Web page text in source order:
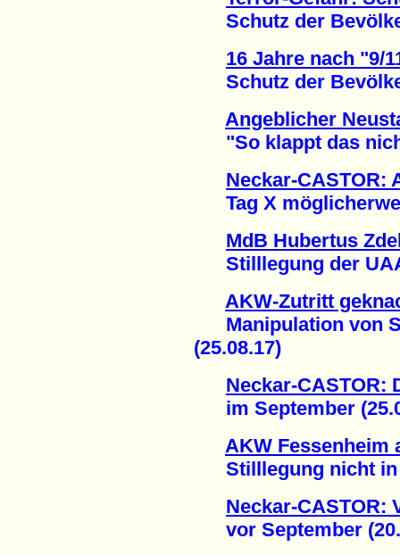
Schutz der
16 Jahre nach "9/
Schutz der
Angeblicher
"So klappt das
Neckar-CASTOR:
Tag X
MdB Hubertus
Stilllegung der
AKW-Zutritt
Manipulation von
(25.08.17)
Neckar-CASTOR:
im September
AKW Fessenheim
Stilllegung nicht in
Neckar-CASTOR:
vor September